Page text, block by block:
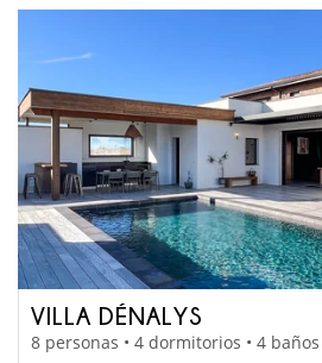
VILLA DÉNALYS
8 personas • 4 dormitorios • 4 baños